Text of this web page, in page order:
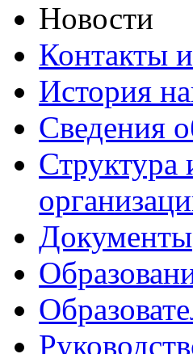
Новости
Контакты
История
Сведения
Структура
Документы